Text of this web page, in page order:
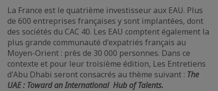
La France est le quatrième investisseur aux EAU. Plus
de 600 entreprises françaises y sont implantées, dont
des sociétés du CAC 40. Les EAU comptent également la
plus grande communauté d'expatriés français au
Moyen-Orient : près de 30 000 personnes. Dans ce
contexte et pour leur troisième édition, Les Entretiens
d'Abu Dhabi seront consacrés au thème suivant : The
UAE : Toward an International Hub of Talents.